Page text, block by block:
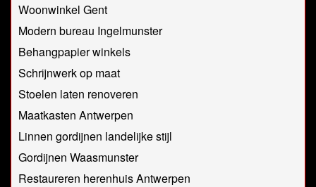
Woonwinkel Gent
Modern bureau Ingelmunster
Behangpapier winkels
Schrijnwerk op maat
Stoelen laten renoveren
Maatkasten Antwerpen
Linnen gordijnen landelijke stijl
Gordijnen Waasmunster
Restaureren herenhuis Antwerpen